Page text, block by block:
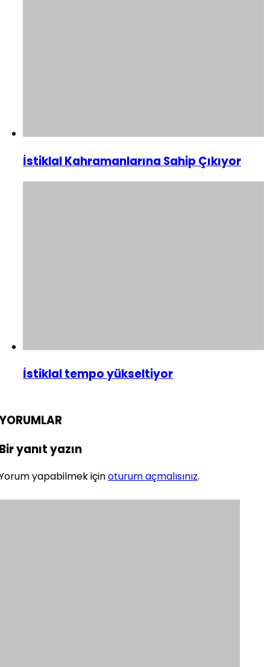
İstiklal Kahramanlarına Sahip Çıkıyor
İstiklal tempo yükseltiyor
yanıt yazın
yapabilmek içinoturum açmalısınız.